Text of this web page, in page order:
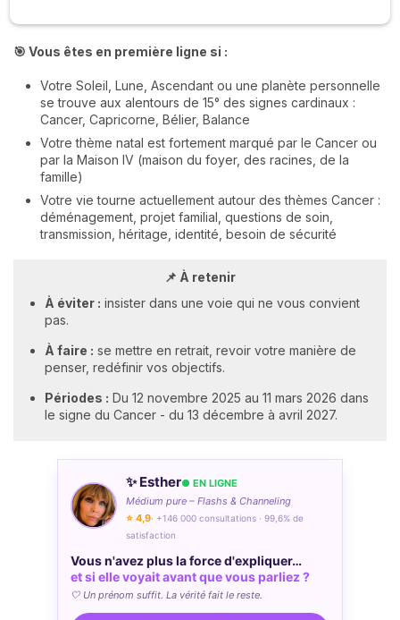
🎯 Vous êtes en première ligne si :
Votre Soleil, Lune, Ascendant ou une planète personnelle
se trouve aux alentours de 15° des signes cardinaux :
Cancer, Capricorne, Bélier, Balance
Votre thème natal est fortement marqué par le Cancer ou
par la Maison IV (maison du foyer, des racines, de la
famille)
Votre vie tourne actuellement autour des thèmes Cancer :
déménagement, projet familial, questions de soin,
transmission, héritage, identité, besoin de sécurité
📌 À retenir
À éviter : insister dans une voie qui ne vous convient
pas.
À faire : se mettre en retrait, revoir votre manière de
penser, redéfinir vos objectifs.
Périodes : Du 12 novembre 2025 au 11 mars 2026 dans
le signe du Cancer - du 13 décembre à avril 2027.
✨ Esther● EN LIGNE
Médium pure – Flashs & Channeling
⭐ 4,9· +146 000 consultations · 99,6% de
satisfaction
Vous n'avez plus la force d'expliquer…
et si elle voyait avant que vous parliez ?
🤍 Un prénom suffit. La vérité fait le reste.